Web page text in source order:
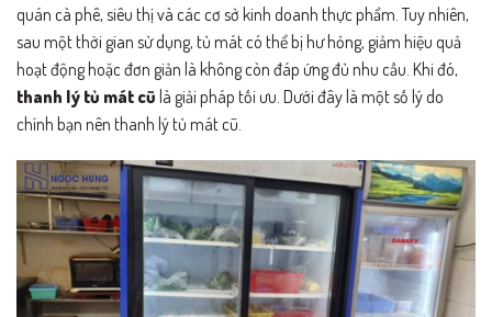
quán cà phê, siêu thị và các cơ sở kinh doanh thực phẩm. Tuy nhiên,
sau một thời gian sử dụng, tủ mát có thể bị hư hỏng, giảm hiệu quả
hoạt động hoặc đơn giản là không còn đáp ứng đủ nhu cầu. Khi đó,
thanh lý tủ mát cũ là giải pháp tối ưu. Dưới đây là một số lý do
chính bạn nên thanh lý tủ mát cũ.